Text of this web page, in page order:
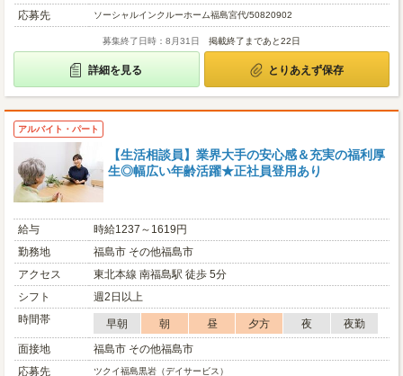
応募先
ソーシャルインクルーホーム福島宮代/50820902
募集終了日時：8月31日 掲載終了まであと22日
詳細を見る とりあえず保存
アルバイト・パート
【生活相談員】業界大手の安心感＆充実の福利厚
生◎幅広い年齢活躍★正社員登用あり
給与
時給1237～1619円
勤務地
福島市 その他福島市
アクセス
東北本線 南福島駅 徒歩 5分
シフト
週2日以上
時間帯
早朝 朝 昼 夕方 夜
夜勤
面接地
福島市 その他福島市
応募先
ツクイ福島黒岩（デイサービス）